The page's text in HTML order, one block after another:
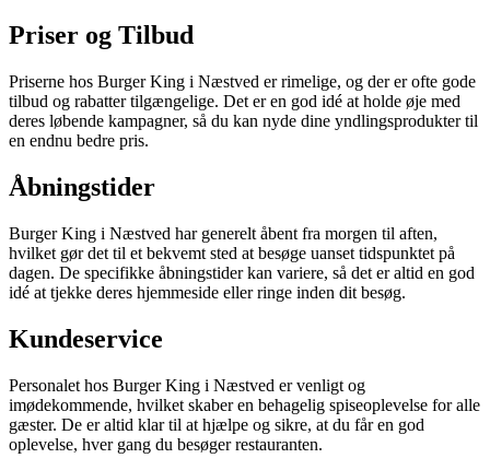
Priser og Tilbud
Priserne hos Burger King i Næstved er rimelige, og der er ofte gode
tilbud og rabatter tilgængelige. Det er en god idé at holde øje med
deres løbende kampagner, så du kan nyde dine yndlingsprodukter til
en endnu bedre pris.
Åbningstider
Burger King i Næstved har generelt åbent fra morgen til aften,
hvilket gør det til et bekvemt sted at besøge uanset tidspunktet på
dagen. De specifikke åbningstider kan variere, så det er altid en god
idé at tjekke deres hjemmeside eller ringe inden dit besøg.
Kundeservice
Personalet hos Burger King i Næstved er venligt og
imødekommende, hvilket skaber en behagelig spiseoplevelse for alle
gæster. De er altid klar til at hjælpe og sikre, at du får en god
oplevelse, hver gang du besøger restauranten.